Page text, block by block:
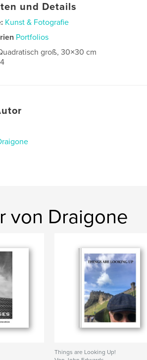
und Details
Kunst & Fotografie
Portfolios
groß, 30×30 cm
von Draigone
Things are Looking Up!